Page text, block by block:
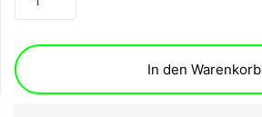
In den Warenkorb